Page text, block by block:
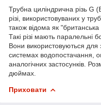
Трубна циліндрична різь G
різі, використовуваних у
також відома як
Такі різі мають паралельні
Вони використовуються для
системах водопостачання,
аналогічних застосунків.
дюймах.
Приховати